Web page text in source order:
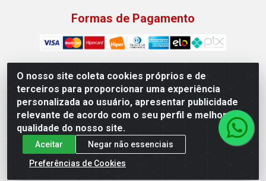
O nosso site coleta cookies próprios e de
terceiros para proporcionar uma experiência
personalizada ao usuário, apresentar publicidade
relevante de acordo com o seu perfil e melhorar a
qualidade do nosso site.
Aceitar
Negar não essenciais
Preferências de Cookies
Formas de Pagamento
Machado Carnes Distribuidora de Alimentos LTDA -
Logradouro: Avenida Candido Aleixo, 148 - Centro - Oeiras/PI
- CEP 64.500-000 - 31.391.008/0001-50